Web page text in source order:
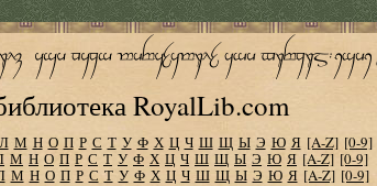
RoyalLib.com
Л М Н О П Р С Т У Ф Х Ц Ч Ш Щ Ы Э Ю Я [A-Z] [0-9]
М Н О П Р С Т У Ф Х Ц Ч Ш Щ Ы Э Ю Я [A-Z] [0-9]
М Н О П Р С Т У Ф Х Ц Ч Ш Щ Ы Э Ю Я [A-Z] [0-9]